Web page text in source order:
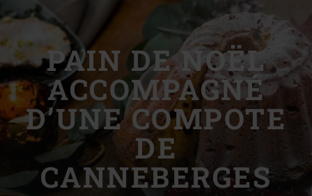
PAIN DE NOËL
ACCOMPAGNÉ
D’UNE COMPOTE
DE
CANNEBERGES